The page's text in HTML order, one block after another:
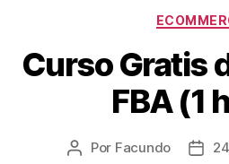
Curso Gratis
FBA (1
Autor
Por Facundo